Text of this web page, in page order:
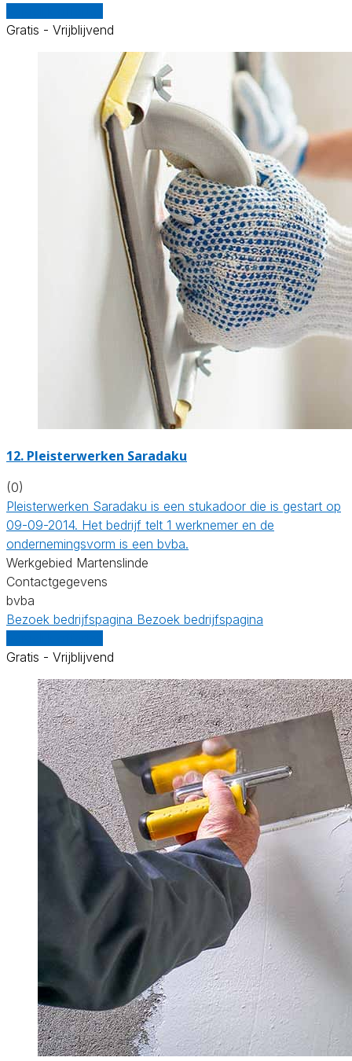
Gratis - Vrijblijvend
12. Pleisterwerken Saradaku
(0)
Pleisterwerken Saradaku is een stukadoor die is gestart op
09-09-2014. Het bedrijf telt 1 werknemer en de
ondernemingsvorm is een bvba.
Werkgebied Martenslinde
Contactgegevens
bvba
Bezoek bedrijfspagina Bezoek bedrijfspagina
Gratis - Vrijblijvend